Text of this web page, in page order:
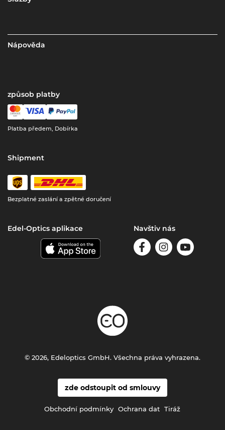
Nápověda
způsob platby
Platba předem, Dobírka
Shipment
Bezplatné zaslání a zpětné doručení
Edel-Optics aplikace Navštiv nás
zde odstoupit od smlouvy
Obchodní podmínky Ochrana dat Tiráž
© 2026, Edeloptics GmbH. Všechna práva vyhrazena.